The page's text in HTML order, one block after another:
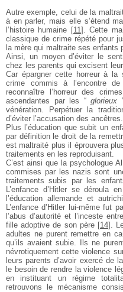
Autre exemple, celui de la
à en parler, mais elle s’étend
l’histoire humaine [11] . Cette
classique de crime répété pour
la mère qui maltraite ses enfants
Ainsi, un moyen d’éviter le
chez les parents qui excisent leur
Car épargnercette horreur à la
crime commis à l’encontre
reconnaître l’horreur des
ascendantes par les “glorieux
vénération. Perpétuer la
d’éviter l’accusation des ancêtres.
Plus l’éducation que subit un
par définition le droit de la
est maltraité plus il éprouvera
traitements en les reproduisant.
C’est ainsi que la psychologue
commises par les nazis sont
traitements subis par les
L’enfance d’Hitler se déroula
l’éducation allemande et
L’enfance d’Hitler lui-mêmefut
l’abus d’autorité et l’inceste
fille adoptive de son père[14] .
adultes ne purent remettre en
qu’ils avaient subie. Ils ne
névrotiquement cette violence
leurs parents d’avoir exercé de
le besoin de rendre la violence
en instituant un régime
retrouvons lemécanisme